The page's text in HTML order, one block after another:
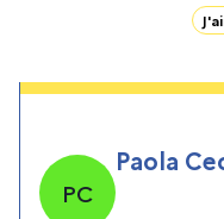
PC
Paola